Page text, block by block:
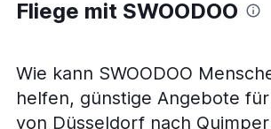
Fliege mit SWOODOO
Wie kann SWOODOO
helfen, günstige Angebote
von Düsseldorf nach